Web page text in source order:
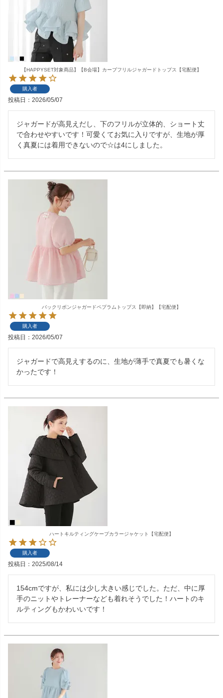
【HAPPYSET対象商品】【B会場】カーブフリルジャガードトップス【宅配便】
購入者
投稿日 2026/05/07
ジャガードが高見えだし、下のフリルが立体的、ショート丈
で合わせやすいです！可愛くてお気に入りですが、生地が厚
く真夏には着用できないので☆は4にしました。
バックリボンジャガードペプラムトップス【即納】【宅配便】
購入者
投稿日 2026/05/07
ジャガードで高見えするのに、生地が薄手で真夏でも暑くな
かったです！
ハートキルティングケープカラージャケット【宅配便】
購入者
投稿日 2025/08/14
154cmですが、私には少し大きい感じでした。ただ、中に厚
手のニットやトレーナーなども着れそうでした！ハートのキ
ルティングもかわいいです！